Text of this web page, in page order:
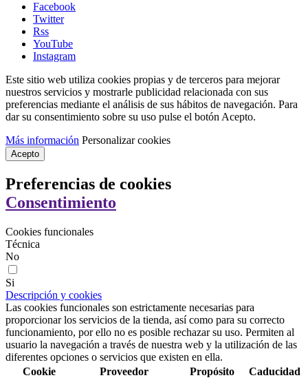
Facebook
Twitter
Rss
YouTube
Instagram
Este sitio web utiliza cookies propias y de terceros para mejorar
nuestros servicios y mostrarle publicidad relacionada con sus
preferencias mediante el análisis de sus hábitos de navegación. Para
dar su consentimiento sobre su uso pulse el botón Acepto.
Más información Personalizar cookies
Acepto
Preferencias de cookies
Consentimiento
Cookies funcionales
Técnica
No
Si
Descripción y cookies
Las cookies funcionales son estrictamente necesarias para
proporcionar los servicios de la tienda, así como para su correcto
funcionamiento, por ello no es posible rechazar su uso. Permiten al
usuario la navegación a través de nuestra web y la utilización de las
diferentes opciones o servicios que existen en ella.
Cookie
Proveedor Propósito Caducidad